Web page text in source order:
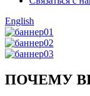
English
ПОЧЕМУ